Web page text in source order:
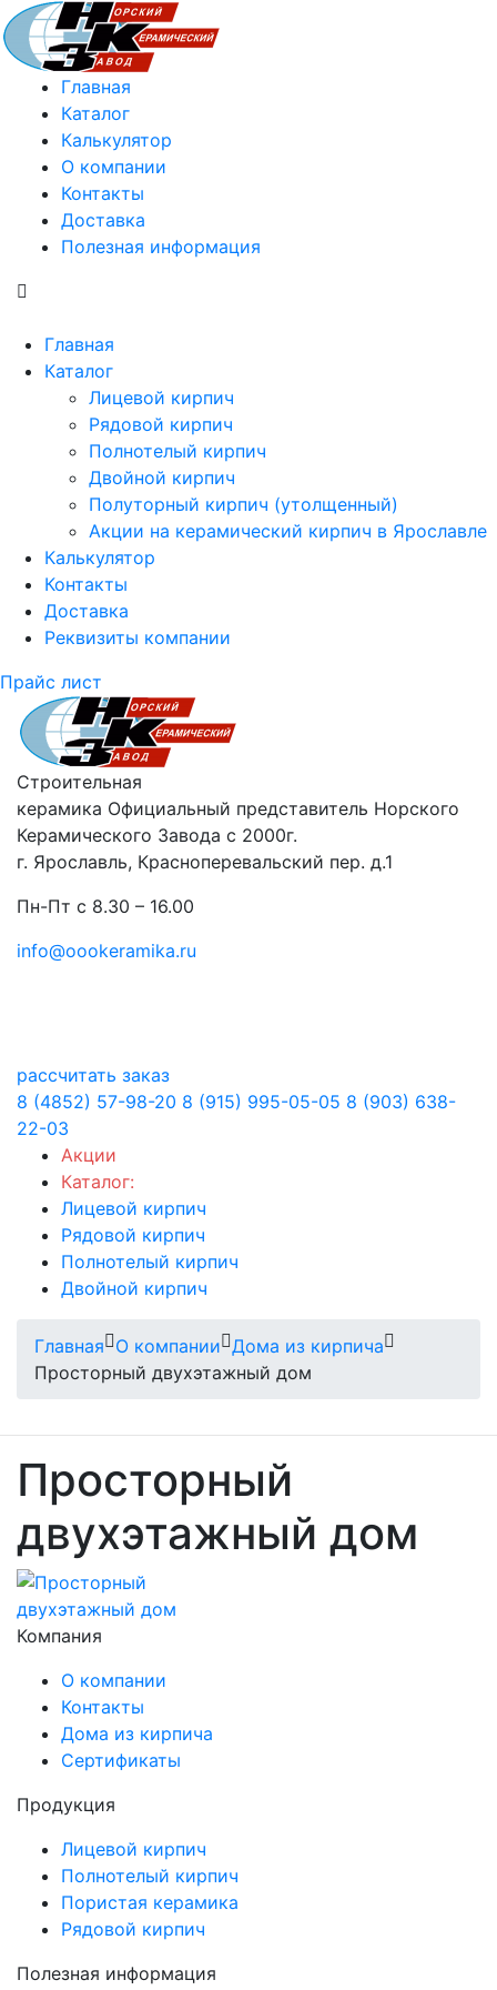
Главная
Каталог
Калькулятор
О компании
Контакты
Доставка
Полезная информация
Главная
Каталог
Лицевой кирпич
Рядовой кирпич
Полнотелый кирпич
Двойной кирпич
Полуторный кирпич (утолщенный)
Акции на керамический кирпич в Ярославле
Калькулятор
Контакты
Доставка
Реквизиты компании
Прайс лист
Строительная
керамика Официальный представитель Норского
Керамического Завода с 2000г.
г. Ярославль, Красноперевальский пер. д.1
Пн-Пт с 8.30 – 16.00
info@oookeramika.ru
рассчитать заказ
8 (4852) 57-98-20 8 (915) 995-05-05 8 (903) 638-
22-03
Акции
Каталог:
Лицевой кирпич
Рядовой кирпич
Полнотелый кирпич
Двойной кирпич
Главная О компании Дома из кирпича
Просторный двухэтажный дом
Просторный
двухэтажный дом
Компания
О компании
Контакты
Дома из кирпича
Сертификаты
Продукция
Лицевой кирпич
Полнотелый кирпич
Пористая керамика
Рядовой кирпич
Полезная информация